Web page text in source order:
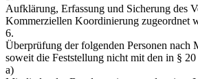
Aufklärung, Erfassung und Sicherung des
Kommerziellen Koordinierung zugeordnet
6.
Überprüfung der folgenden Personen nach
soweit die Feststellung nicht mit den in §
a)